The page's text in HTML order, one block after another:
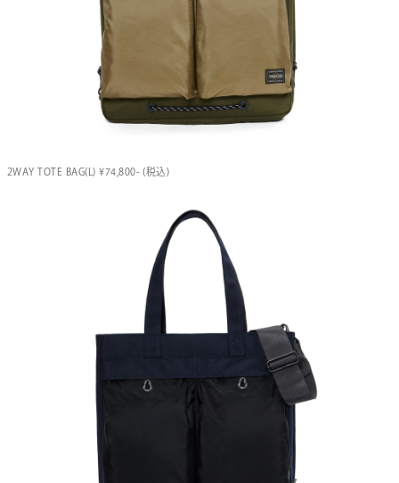
2WAY TOTE BAG(L) ¥74,800- (税込)